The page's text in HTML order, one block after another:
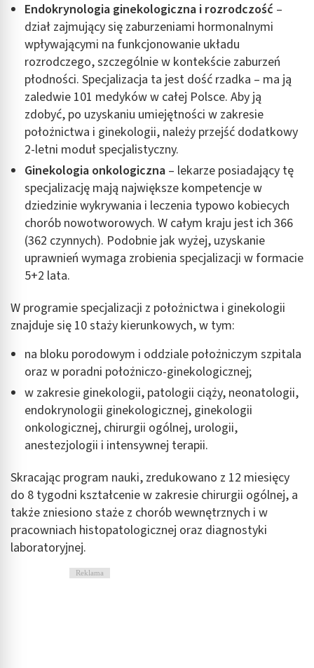
Endokrynologia ginekologiczna i rozrodczość –
dział zajmujący się zaburzeniami hormonalnymi
wpływającymi na funkcjonowanie układu
rozrodczego, szczególnie w kontekście zaburzeń
płodności. Specjalizacja ta jest dość rzadka – ma ją
zaledwie 101 medyków w całej Polsce. Aby ją
zdobyć, po uzyskaniu umiejętności w zakresie
położnictwa i ginekologii, należy przejść dodatkowy
2-letni moduł specjalistyczny.
Ginekologia onkologiczna – lekarze posiadający tę
specjalizację mają największe kompetencje w
dziedzinie wykrywania i leczenia typowo kobiecych
chorób nowotworowych. W całym kraju jest ich 366
(362 czynnych). Podobnie jak wyżej, uzyskanie
uprawnień wymaga zrobienia specjalizacji w formacie
5+2 lata.
W programie specjalizacji z położnictwa i ginekologii
znajduje się 10 staży kierunkowych, w tym:
na bloku porodowym i oddziale położniczym szpitala
oraz w poradni położniczo-ginekologicznej;
w zakresie ginekologii, patologii ciąży, neonatologii,
endokrynologii ginekologicznej, ginekologii
onkologicznej, chirurgii ogólnej, urologii,
anestezjologii i intensywnej terapii.
Skracając program nauki, zredukowano z 12 miesięcy
do 8 tygodni kształcenie w zakresie chirurgii ogólnej, a
także zniesiono staże z chorób wewnętrznych i w
pracowniach histopatologicznej oraz diagnostyki
laboratoryjnej.
Reklama